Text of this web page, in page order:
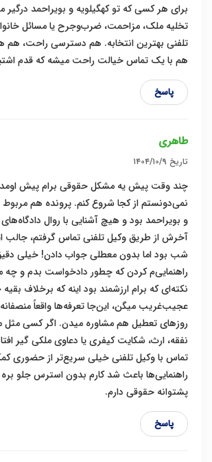
برای هر کسی که تو کهگیلویه و بویراحمد درگیر
تخلیه ملک، مزاحمت، ضرب‌وجرح یا مسائل
تلفنی بهترین انتخابه. هم دسترسی راحت، هم
هم با یک تماس خیالت راحت میشه که قدم
پاسخ
طاهری
تاریخ ۱۴۰۴/۱۰/۹
چند وقت پیش یه مشکل حقوقی برام پیش اومده
نمی‌دونستم از کجا شروع کنم. پرونده هم مربوط
و بویراحمد بود و هیچ آشنایی با روال
آخرش از طریق وکیل تلفنی تماس گرفتم، جالب
شب بود اما بدون معطلی جواب دادن! خیلی
راهنمایی‌م کردن که چطور دادخواست بدم و چه
نکته‌ای که برام ارزشمند بود اینه که برخلاف
عجیب‌غریب میگن، این‌جا تعرفه‌ها واقعاً
روزهای تعطیل هم مشاوره میدن. اگر کسی
نفقه، ارث، شکایت کیفری یا دعاوی ملکی گیر
تماس با وکیل تلفنی خیلی سریع‌تر از حضوری
راهنمایی‌ها باعث شد کارم بدون استرس جلو
پشتوانه حقوقی دارم.
پاسخ